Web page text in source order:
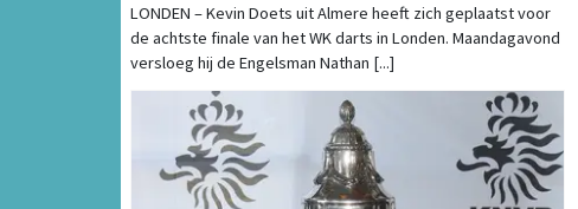
LONDEN – Kevin Doets uit Almere heeft zich geplaatst voor
de achtste finale van het WK darts in Londen. Maandagavond
versloeg hij de Engelsman Nathan [...]